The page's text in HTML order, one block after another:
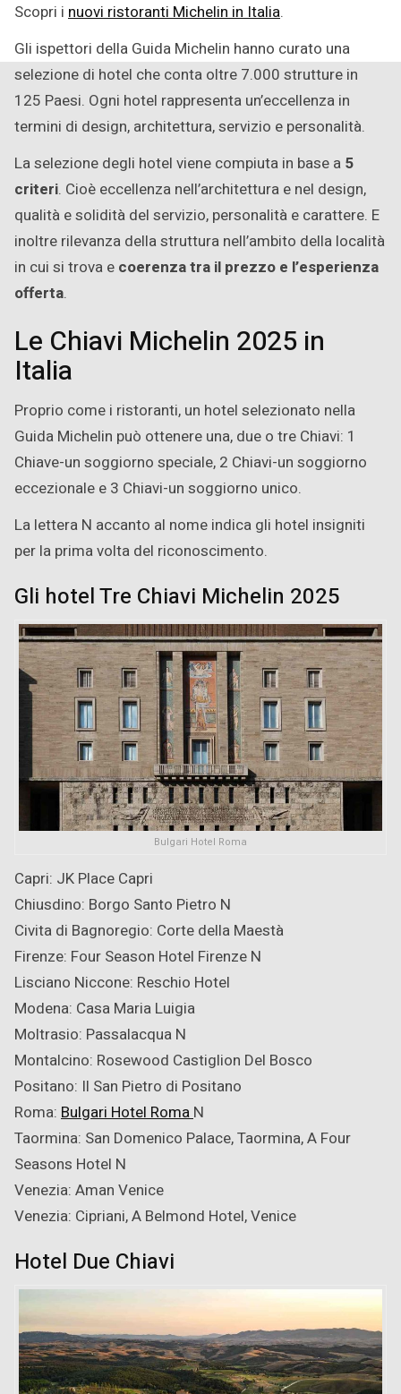
Scopri i nuovi ristoranti Michelin in Italia.
Gli ispettori della Guida Michelin hanno curato una
selezione di hotel che conta oltre 7.000 strutture in
125 Paesi. Ogni hotel rappresenta un’eccellenza in
termini di design, architettura, servizio e personalità.
La selezione degli hotel viene compiuta in base a 5
criteri. Cioè eccellenza nell’architettura e nel design,
qualità e solidità del servizio, personalità e carattere. E
inoltre rilevanza della struttura nell’ambito della località
in cui si trova e coerenza tra il prezzo e l’esperienza
offerta.
Le Chiavi Michelin 2025 in
Italia
Proprio come i ristoranti, un hotel selezionato nella
Guida Michelin può ottenere una, due o tre Chiavi: 1
Chiave-un soggiorno speciale, 2 Chiavi-un soggiorno
eccezionale e 3 Chiavi-un soggiorno unico.
La lettera N accanto al nome indica gli hotel insigniti
per la prima volta del riconoscimento.
Gli hotel Tre Chiavi Michelin 2025
Bulgari Hotel Roma
Capri: JK Place Capri
Chiusdino: Borgo Santo Pietro N
Civita di Bagnoregio: Corte della Maestà
Firenze: Four Season Hotel Firenze N
Lisciano Niccone: Reschio Hotel
Modena: Casa Maria Luigia
Moltrasio: Passalacqua N
Montalcino: Rosewood Castiglion Del Bosco
Positano: Il San Pietro di Positano
Roma: Bulgari Hotel RomaN
Taormina: San Domenico Palace, Taormina, A Four
Seasons Hotel N
Venezia: Aman Venice
Venezia: Cipriani, A Belmond Hotel, Venice
Hotel Due Chiavi